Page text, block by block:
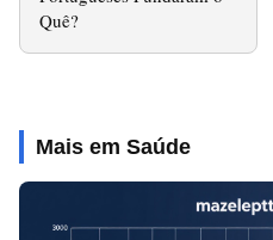
Quê?
Mais em Saúde